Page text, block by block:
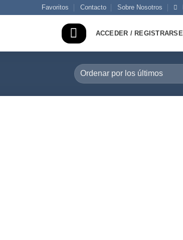
Favoritos Contacto Sobre Nosotros
ACCEDER / REGISTRARSE